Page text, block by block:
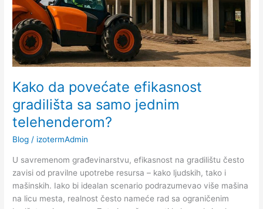
Kako da povećate efikasnost
gradilišta sa samo jednim
telehenderom?
Blog / izotermAdmin
U savremenom građevinarstvu, efikasnost na gradilištu često
zavisi od pravilne upotrebe resursa – kako ljudskih, tako i
mašinskih. Iako bi idealan scenario podrazumevao više mašina
na licu mesta, realnost često nameće rad sa ograničenim